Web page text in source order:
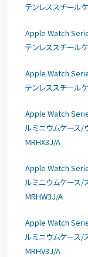
テンレススチール
Apple Watch
テンレススチール
Apple Watch
テンレススチール
Apple Watch
ルミニウムケース/
MRHX3J/A
Apple Watch
ルミニウムケース/
MRHW3J/A
Apple Watch
ルミニウムケース/
MRHV3J/A